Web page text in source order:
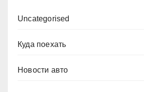
Uncategorised
Куда поехать
Новости авто